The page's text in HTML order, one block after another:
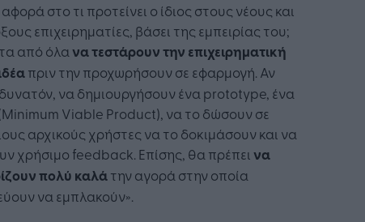
στο τι προτείνει ο ίδιος στους νέους και
επιχειρηματίες, βάσει της εμπειρίας του;
από όλανα τεστάρουν την επιχειρηματική
πριν την προχωρήσουν σε εφαρμογή. Αν
δυνατόν, να δημιουργήσουν ένα prototype, ένα
Viable Product), να το δώσουν σε
αρχικούς χρήστες να το δοκιμάσουν και να
χρήσιμο feedback. Επίσης, θα πρέπει να
πολύ καλάτην αγορά στην οποία
να εμπλακούν».